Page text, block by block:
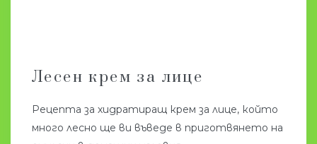
Лесен крем за лице
Рецепта за хидратиращ крем за лице, който
много лесно ще ви въведе в приготвянето на